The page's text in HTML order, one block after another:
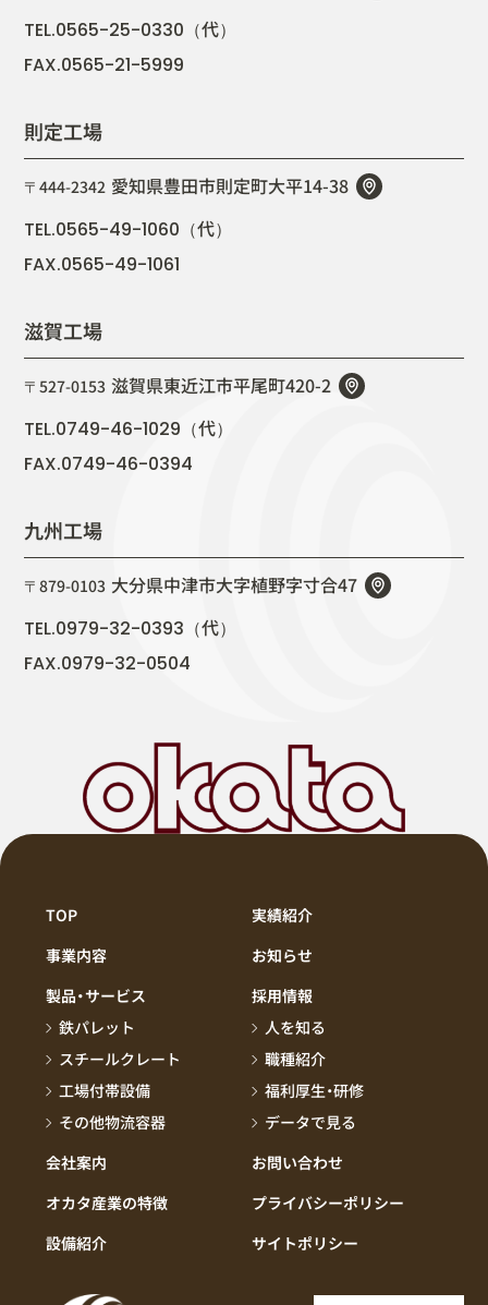
TEL.0565-25-0330（代）
FAX.0565-21-5999
則定工場
〒444-2342 愛知県豊田市則定町大平14-38
TEL.0565-49-1060（代）
FAX.0565-49-1061
滋賀工場
〒527-0153 滋賀県東近江市平尾町420-2
TEL.0749-46-1029（代）
FAX.0749-46-0394
九州工場
〒879-0103 大分県中津市大字植野字寸合47
TEL.0979-32-0393（代）
FAX.0979-32-0504
TOP
事業内容
製品・サービス
鉄パレット
スチールクレート
工場付帯設備
その他物流容器
会社案内
オカタ産業の特徴
設備紹介
実績紹介
お知らせ
採用情報
人を知る
職種紹介
福利厚生・研修
データで見る
お問い合わせ
プライバシーポリシー
サイトポリシー